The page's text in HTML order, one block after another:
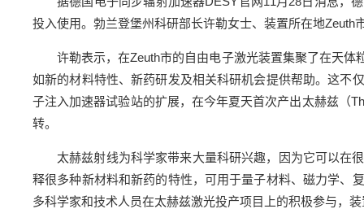
投入使用。勃兰登堡州科研部长许勒女士、装置所在地
许勒表示，在Zeuth市的自由电子激光装置集聚了在天
如新的材料特性、新药研发及相关科研机会提供帮助。这不
子注入加速器试验站的扩展，在今年夏天首次产出太赫兹（
转。
太赫兹射线为科学家带来大量科研兴趣，因为它可以在
释很多种新材料和新药的特性，可用于量子材料、磁力学、
多科学家和技术人员在太赫兹激光投产项目上的积极参与，